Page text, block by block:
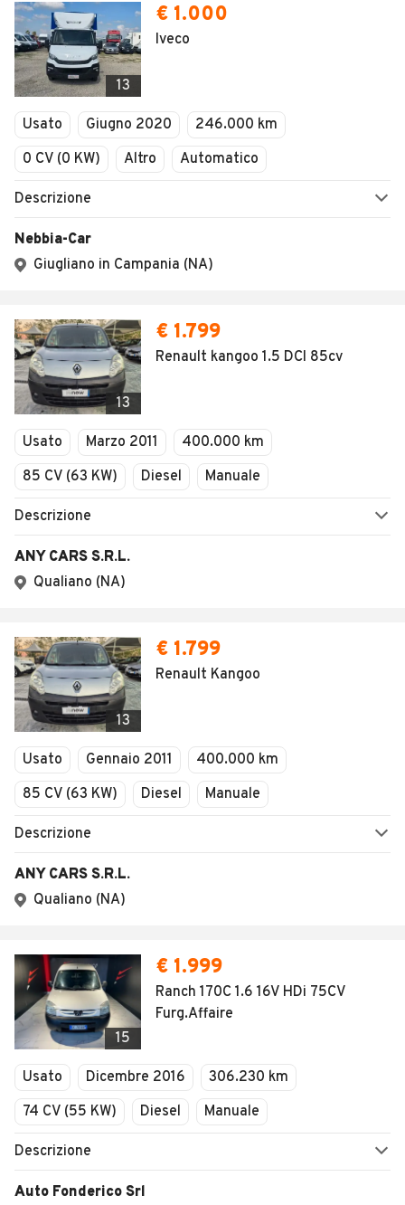
13
€ 1.000
Iveco
Usato Giugno 2020
246.000 km
0 CV (0 KW)
Altro Automatico
Descrizione
Nebbia-Car
Giugliano in Campania (NA)
13
€ 1.799
Renault kangoo 1.5 DCI 85cv
Usato Marzo 2011
400.000 km
85 CV (63 KW)
Diesel Manuale
Descrizione
ANY CARS S.R.L.
Qualiano (NA)
13
€ 1.799
Renault Kangoo
Usato Gennaio 2011
400.000 km
85 CV (63 KW)
Diesel Manuale
Descrizione
ANY CARS S.R.L.
Qualiano (NA)
15
€ 1.999
Ranch 170C 1.6 16V HDi 75CV
Furg.Affaire
Usato Dicembre 2016
306.230 km
74 CV (55 KW)
Diesel Manuale
Descrizione
Auto Fonderico Srl